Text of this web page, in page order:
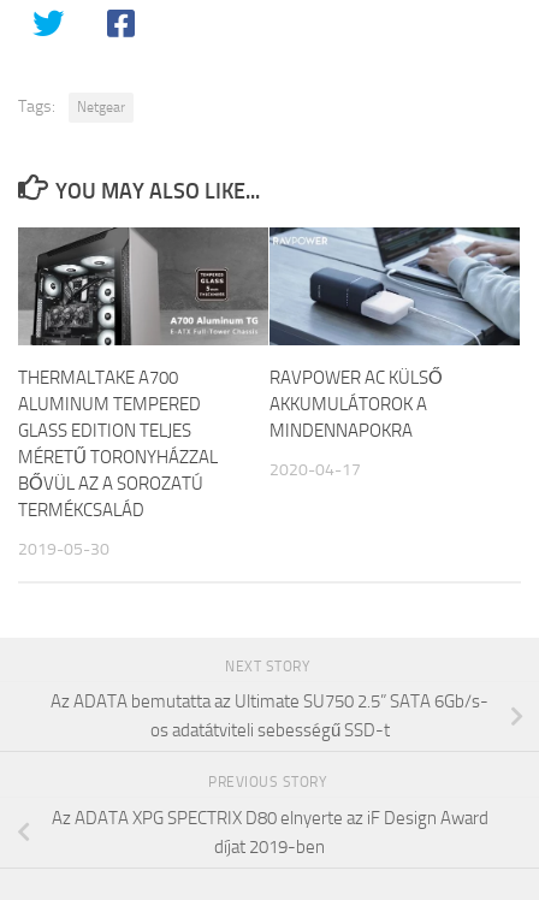
Tags: Netgear
YOU MAY ALSO LIKE...
THERMALTAKE A700
ALUMINUM TEMPERED
GLASS EDITION TELJES
MÉRETŰ TORONYHÁZZAL
BŐVÜL AZ A SOROZATÚ
TERMÉKCSALÁD
2019-05-30
RAVPOWER AC KÜLSŐ
AKKUMULÁTOROK A
MINDENNAPOKRA
2020-04-17
NEXT STORY
Az ADATA bemutatta az Ultimate SU750 2.5” SATA 6Gb/s-
os adatátviteli sebességű SSD-t
PREVIOUS STORY
Az ADATA XPG SPECTRIX D80 elnyerte az iF Design Award
díjat 2019-ben